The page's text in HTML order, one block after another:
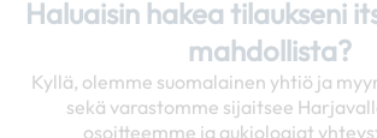
Haluaisin hakea tilaukseni
mahdollista?
Kyllä, olemme suomalainen yhtiö ja
sekä varastomme sijaitsee
osoitteemme ja aukioloajat